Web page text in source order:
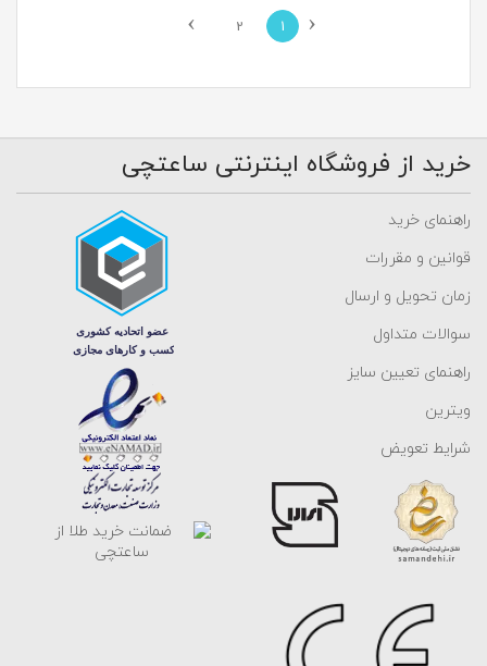
‹
1
2
›
خرید از فروشگاه اینترنتی ساعتچی
راهنمای خرید
قوانین و مقررات
زمان تحویل و ارسال
سوالات متداول
راهنمای تعیین سایز
ویترین
شرایط تعویض